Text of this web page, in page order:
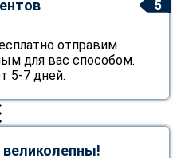
5
отправим
для вас способом.
5-7 дней.